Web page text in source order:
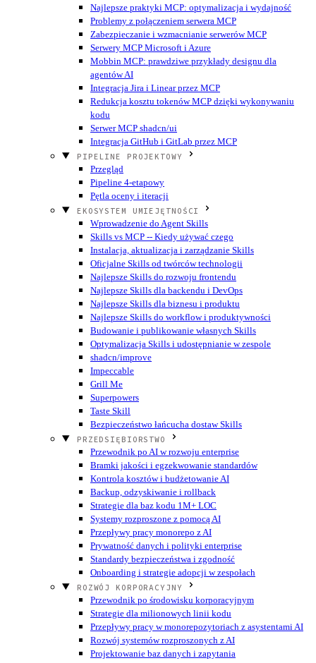
Najlepsze praktyki MCP: optymalizacja i wydajność
Problemy z połączeniem serwera MCP
Zabezpieczanie i wzmacnianie serwerów MCP
Serwery MCP Microsoft i Azure
Mobbin MCP: prawdziwe przykłady designu dla
agentów AI
Integracja Jira i Linear przez MCP
Redukcja kosztu tokenów MCP dzięki wykonywaniu
kodu
Serwer MCP shadcn/ui
Integracja GitHub i GitLab przez MCP
PIPELINE PROJEKTOWY
Przegląd
Pipeline 4-etapowy
Pętla oceny i iteracji
EKOSYSTEM UMIEJĘTNOŚCI
Wprowadzenie do Agent Skills
Skills vs MCP -- Kiedy używać czego
Instalacja, aktualizacja i zarządzanie Skills
Oficjalne Skills od twórców technologii
Najlepsze Skills do rozwoju frontendu
Najlepsze Skills dla backendu i DevOps
Najlepsze Skills dla biznesu i produktu
Najlepsze Skills do workflow i produktywności
Budowanie i publikowanie własnych Skills
Optymalizacja Skills i udostępnianie w zespole
shadcn/improve
Impeccable
Grill Me
Superpowers
Taste Skill
Bezpieczeństwo łańcucha dostaw Skills
PRZEDSIĘBIORSTWO
Przewodnik po AI w rozwoju enterprise
Bramki jakości i egzekwowanie standardów
Kontrola kosztów i budżetowanie AI
Backup, odzyskiwanie i rollback
Strategie dla baz kodu 1M+ LOC
Systemy rozproszone z pomocą AI
Przepływy pracy monorepo z AI
Prywatność danych i polityki enterprise
Standardy bezpieczeństwa i zgodność
Onboarding i strategie adopcji w zespołach
ROZWÓJ KORPORACYJNY
Przewodnik po środowisku korporacyjnym
Strategie dla milionowych linii kodu
Przepływy pracy w monorepozytoriach z asystentami AI
Rozwój systemów rozproszonych z AI
Projektowanie baz danych i zapytania